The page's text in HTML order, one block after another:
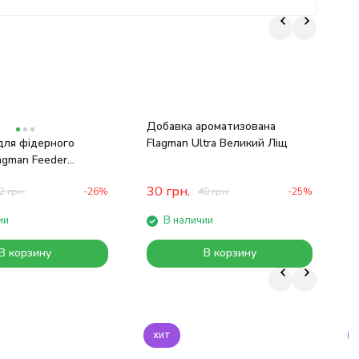
фідерного
Feeder
грн. -26%
корзину
Добавка ароматизована
Flagman Ultra Великий Ліщ
30 грн. 40грн. -25%
В наличии
В корзину
хит